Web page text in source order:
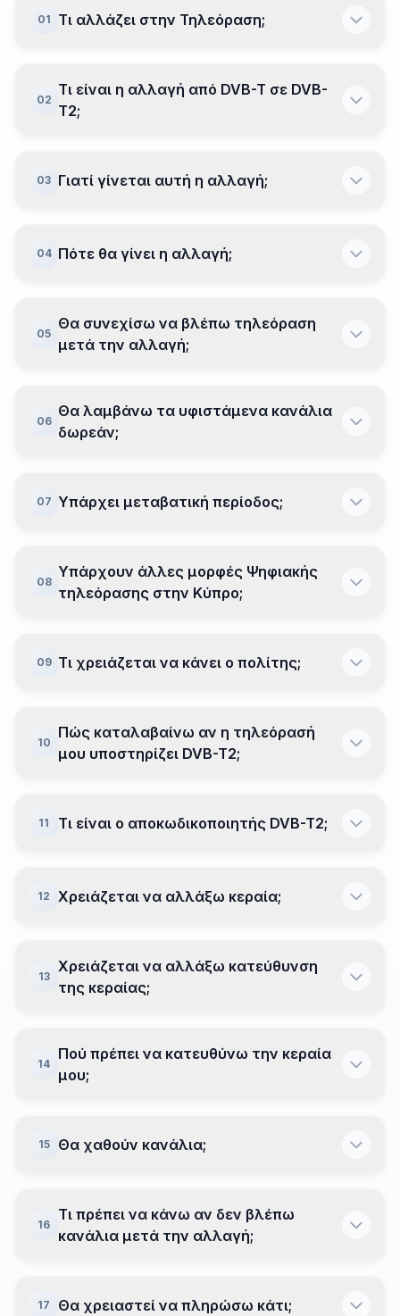
01 Τι αλλάζει στην Τηλεόραση;
02
Τι είναι η αλλαγή από DVB-T σε DVB-
T2;
03 Γιατί γίνεται αυτή η αλλαγή;
04 Πότε θα γίνει η αλλαγή;
05
Θα συνεχίσω να βλέπω τηλεόραση
μετά την αλλαγή;
06
Θα λαμβάνω τα υφιστάμενα κανάλια
δωρεάν;
07 Υπάρχει μεταβατική περίοδος;
08
Υπάρχουν άλλες μορφές Ψηφιακής
τηλεόρασης στην Κύπρο;
09 Τι χρειάζεται να κάνει ο πολίτης;
10
Πώς καταλαβαίνω αν η τηλεόρασή
μου υποστηρίζει DVB-T2;
11 Τι είναι ο αποκωδικοποιητής DVB-T2;
12 Χρειάζεται να αλλάξω κεραία;
13
Χρειάζεται να αλλάξω κατεύθυνση
της κεραίας;
14
Πού πρέπει να κατευθύνω την κεραία
μου;
15 Θα χαθούν κανάλια;
16
Τι πρέπει να κάνω αν δεν βλέπω
κανάλια μετά την αλλαγή;
17 Θα χρειαστεί να πληρώσω κάτι;